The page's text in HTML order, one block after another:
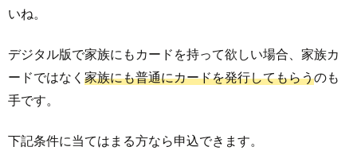
いね。
デジタル版で家族にもカードを持って欲しい場合、家族カ
ードではなく 家族にも普通にカードを発行してもらうのも
手です。
下記条件に当てはまる方なら申込できます。